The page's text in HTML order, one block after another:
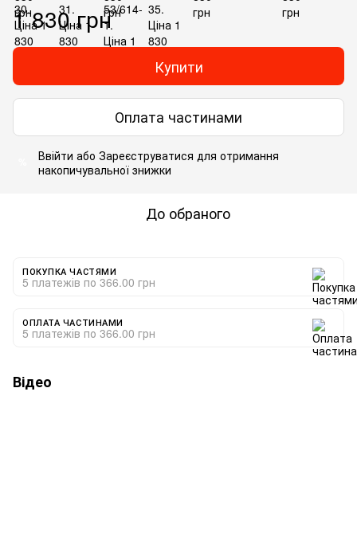
1 830 грн
Купити
Оплата частинами
Ввійти або Зареєструватися для отримання
накопичувальної знижки
До обраного
ПОКУПКА ЧАСТЯМИ
5 платежів по 366.00 грн
ОПЛАТА ЧАСТИНАМИ
5 платежів по 366.00 грн
Відео